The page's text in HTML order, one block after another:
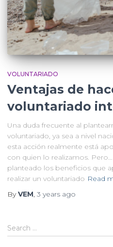
VOLUNTARIADO
Ventajas de
voluntariado
Una duda frecuente al
voluntariado, ya sea a nivel
esta acción realmente está
con quien lo realizamos.
planteado los beneficios que
realizar un voluntariado Read
ByVEM, 3 years ago
S
e
Search …